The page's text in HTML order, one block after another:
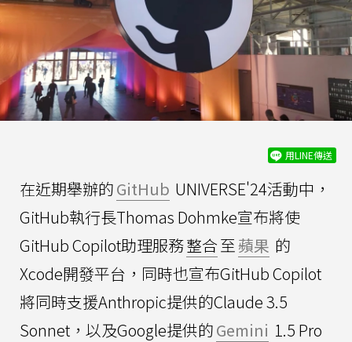
用LINE傳送
在近期舉辦的GitHub UNIVERSE'24活動中，
GitHub執行長Thomas Dohmke宣布將使
GitHub Copilot助理服務整合至蘋果 的
Xcode開發平台，同時也宣布GitHub Copilot
將同時支援Anthropic提供的Claude 3.5
Sonnet，以及Google提供的Gemini 1.5 Pro